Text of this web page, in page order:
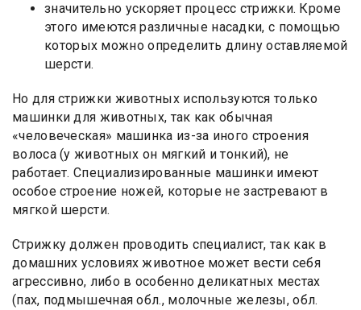
значительно ускоряет процесс стрижки. Кроме
этого имеются различные насадки, с помощью
которых можно определить длину оставляемой
шерсти.
Но для стрижки животных используются только
машинки для животных, так как обычная
«человеческая» машинка из-за иного строения
волоса (у животных он мягкий и тонкий), не
работает. Специализированные машинки имеют
особое строение ножей, которые не застревают в
мягкой шерсти.
Стрижку должен проводить специалист, так как в
домашних условиях животное может вести себя
агрессивно, либо в особенно деликатных местах
(пах, подмышечная обл., молочные железы, обл.